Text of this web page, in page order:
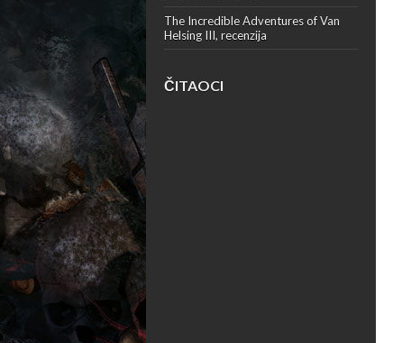
The Incredible Adventures of Van
Helsing III, recenzija
ČITAOCI